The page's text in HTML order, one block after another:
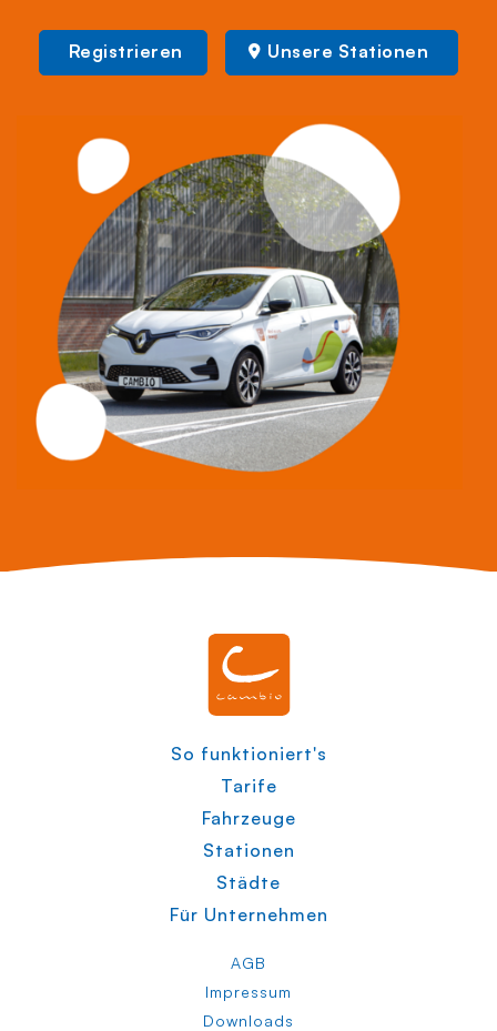
Registrieren Unsere Stationen
So funktioniert's
Tarife
Fahrzeuge
Stationen
Städte
Für Unternehmen
AGB
Impressum
Downloads